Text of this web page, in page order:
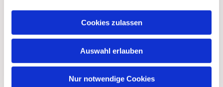
Cookies zulassen
Auswahl erlauben
Nur notwendige Cookies
Dies könnte Sie auch
interessieren